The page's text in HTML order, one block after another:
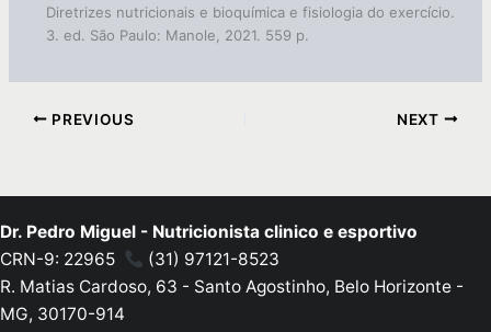
Diretrizes nutricionais e bioquímica e fisiologia do exercício.
3. ed. São Paulo: Manole, 2021. 559 p.
PREVIOUS NEXT
Dr. Pedro Miguel - Nutricionista clinico e esportivo
CRN-9: 22965
(31) 97121-8523
R. Matias Cardoso, 63 - Santo Agostinho, Belo Horizonte -
MG, 30170-914